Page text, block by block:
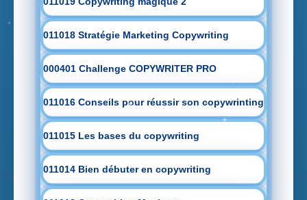
011018 Stratégie Marketing Copywriting
000401 Challenge COPYWRITER PRO
011016 Conseils pour réussir son copywrinting
011015 Les bases du copywriting
011014 Bien débuter en copywriting